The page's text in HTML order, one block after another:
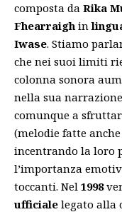
composta da Rika
Fhearraigh in
Iwase. Stiamo
che nei suoi limiti
colonna sonora
nella sua
comunque a
(melodie fatte
incentrando la loro
l’importanza
toccanti. Nel 1998
ufficiale legato alla